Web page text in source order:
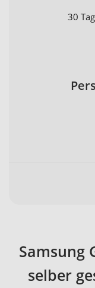
30
Samsung
selber